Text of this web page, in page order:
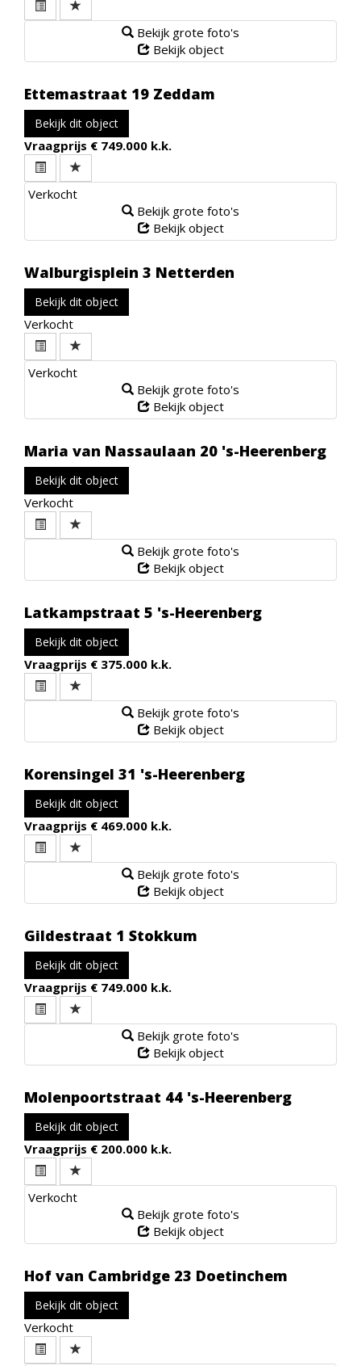
Bekijk grote foto's
Bekijk object
Ettemastraat 19 Zeddam
Bekijk dit object
Vraagprijs € 749.000 k.k.
Verkocht
Bekijk grote foto's
Bekijk object
Walburgisplein 3 Netterden
Bekijk dit object
Verkocht
Verkocht
Bekijk grote foto's
Bekijk object
Maria van Nassaulaan 20 's-Heerenberg
Bekijk dit object
Verkocht
Bekijk grote foto's
Bekijk object
Latkampstraat 5 's-Heerenberg
Bekijk dit object
Vraagprijs € 375.000 k.k.
Bekijk grote foto's
Bekijk object
Korensingel 31 's-Heerenberg
Bekijk dit object
Vraagprijs € 469.000 k.k.
Bekijk grote foto's
Bekijk object
Gildestraat 1 Stokkum
Bekijk dit object
Vraagprijs € 749.000 k.k.
Bekijk grote foto's
Bekijk object
Molenpoortstraat 44 's-Heerenberg
Bekijk dit object
Vraagprijs € 200.000 k.k.
Verkocht
Bekijk grote foto's
Bekijk object
Hof van Cambridge 23 Doetinchem
Bekijk dit object
Verkocht